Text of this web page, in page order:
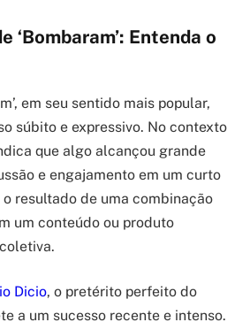
‘Bombaram’: Entenda o
em seu sentido mais popular,
súbito e expressivo. No contexto
que algo alcançou grande
e engajamento em um curto
resultado de uma combinação
um conteúdo ou produto
Dicio, o pretérito perfeito do
a um sucesso recente e intenso.